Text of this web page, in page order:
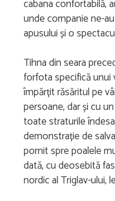
cabana confortabilă,
unde companie ne-
apusului și o
Tihna din seara
forfota specifică unui
împărțit răsăritul pe
persoane, dar și cu
toate straturile
demonstrație de
pornit spre poalele
dată, cu deosebită
nordic al Triglav-ului,